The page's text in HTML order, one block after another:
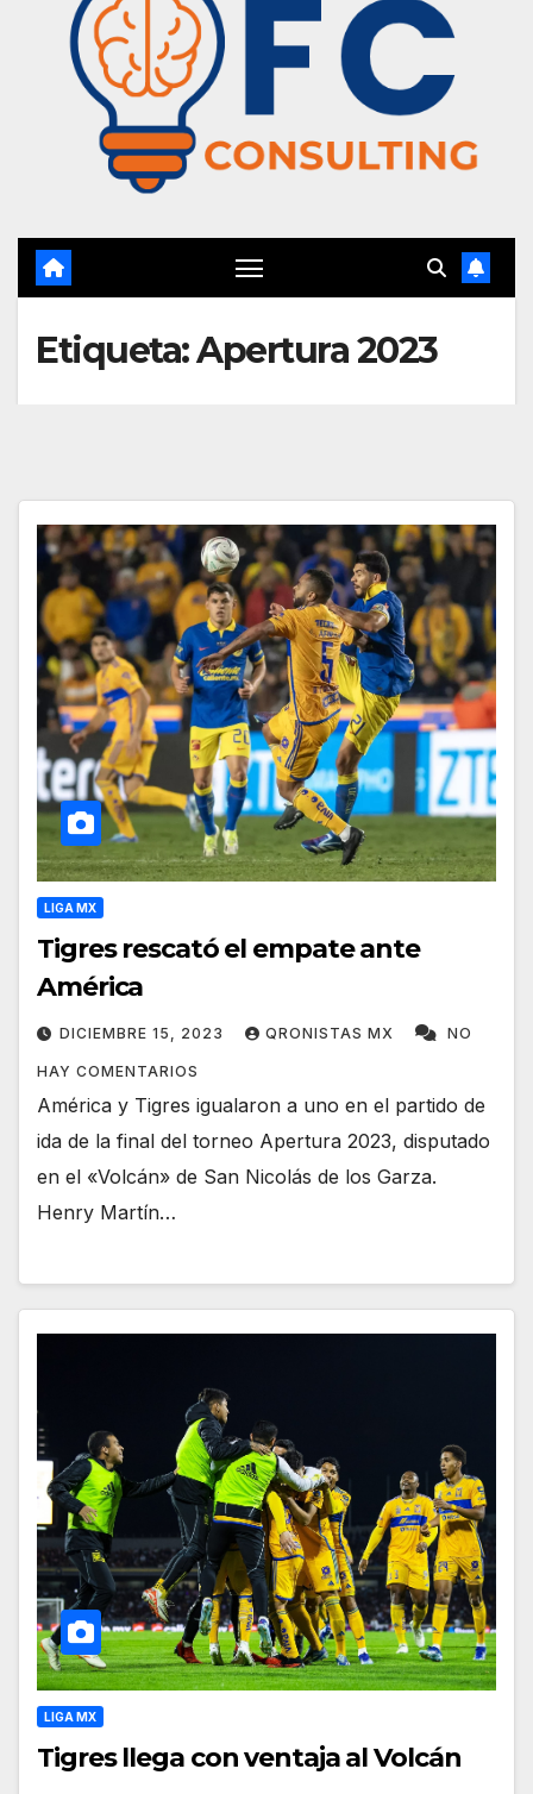
Etiqueta:Apertura 2023
LIGA MX
Tigres rescató el empate ante
América
DICIEMBRE 15, 2023 QRONISTAS MX NO
HAY COMENTARIOS
América y Tigres igualaron a uno en el partido de
ida de la final del torneo Apertura 2023, disputado
en el «Volcán» de San Nicolás de los Garza.
Henry Martín…
LIGA MX
Tigres llega con ventaja al Volcán